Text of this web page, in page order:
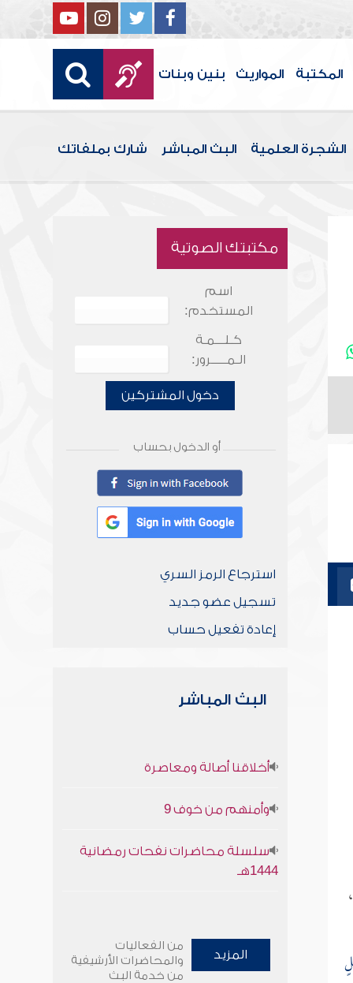
المكتبة المواريث بنين وبنات
الشجرة العلمية البث المباشر شارك بملفاتك
مكتبتك الصوتية
اسم
المستخدم:
كـلـــمـة
الـمـــــرور:
دخول المشتركين
أو الدخول بحساب
استرجاع الرمز السري
تسجيل عضو جديد
إعادة تفعيل حساب
البث المباشر
أخلاقنا أصالة ومعاصرة
وأمنهم من خوف 9
سلسلة محاضرات نفحات رمضانية
1444هـ
المزيد
من الفعاليات
والمحاضرات الأرشيفية
من خدمة البث